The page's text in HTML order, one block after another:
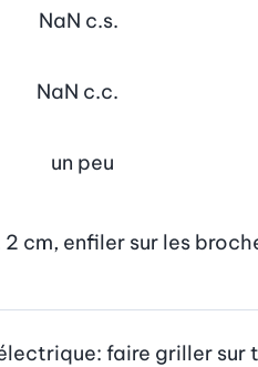
NaN c.s.
NaN c.c.
un peu
2 cm, enfiler sur les
faire griller